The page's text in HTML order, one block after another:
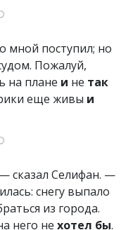
мной поступил; но
Пожалуй,
на плане и не так
еще живы и
сказал Селифан. —
снегу выпало
из города.
него не хотел бы.